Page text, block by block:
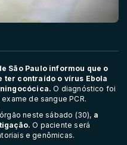
São Paulo informou que o
ter contraído o vírus Ebola
O diagnóstico foi
de sangue PCR.
neste sábado (30), a
O paciente será
e genômicas.